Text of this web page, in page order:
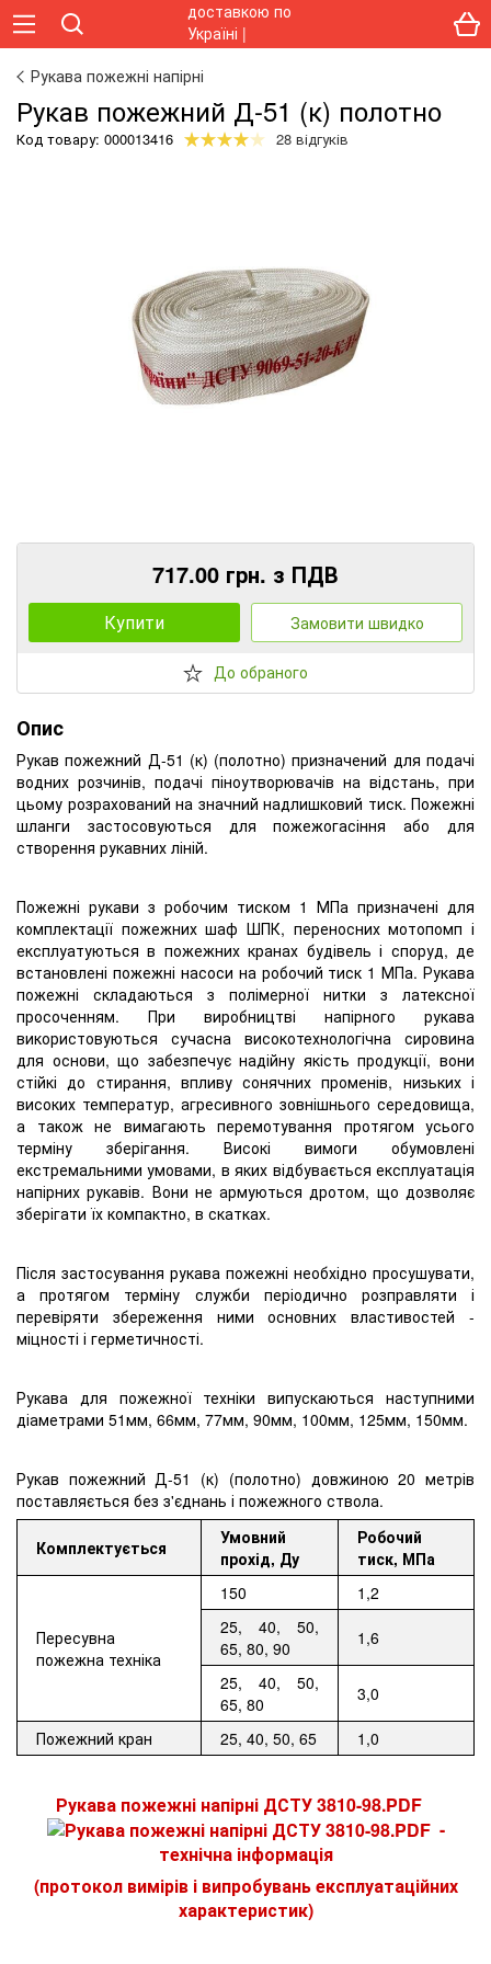
Рукава пожежні напірні
Рукав пожежний Д-51 (к) полотно
Код товару: 000013416 28 відгуків
717.00 грн. з ПДВ
Купити Замовити швидко
До обраного
Опис
Рукав пожежний Д-51 (к) (полотно) призначений для подачі
водних розчинів, подачі піноутворювачів на відстань, при
цьому розрахований на значний надлишковий тиск. Пожежні
шланги застосовуються для пожежогасіння або для
створення рукавних ліній.
Пожежні рукави з робочим тиском 1 МПа призначені для
комплектації пожежних шаф ШПК, переносних мотопомп і
експлуатуються в пожежних кранах будівель і споруд, де
встановлені пожежні насоси на робочий тиск 1 МПа. Рукава
пожежні складаються з полімерної нитки з латексної
просоченням. При виробництві напірного рукава
використовуються сучасна високотехнологічна сировина
для основи, що забезпечує надійну якість продукції, вони
стійкі до стирання, впливу сонячних променів, низьких і
високих температур, агресивного зовнішнього середовища,
а також не вимагають перемотування протягом усього
терміну зберігання. Високі вимоги обумовлені
екстремальними умовами, в яких відбувається експлуатація
напірних рукавів. Вони не армуються дротом, що дозволяє
зберігати їх компактно, в скатках.
Після застосування рукава пожежні необхідно просушувати,
а протягом терміну служби періодично розправляти і
перевіряти збереження ними основних властивостей -
міцності і герметичності.
Рукава для пожежної техніки випускаються наступними
діаметрами 51мм, 66мм, 77мм, 90мм, 100мм, 125мм, 150мм.
Рукав пожежний Д-51 (к) (полотно) довжиною 20 метрів
поставляється без з'єднань і пожежного ствола.
Комплектується
Умовний
прохід, Ду
Робочий
тиск, МПа
Пересувна
пожежна техніка
150
1,2
25, 40, 50,
65, 80, 90
1,6
25, 40, 50,
65, 80
3,0
Пожежний кран 25, 40, 50, 65 1,0
Рукава пожежні напірні ДСТУ 3810-98.PDF
-
технічна інформація
(протокол вимірів і випробувань експлуатаційних
характеристик)